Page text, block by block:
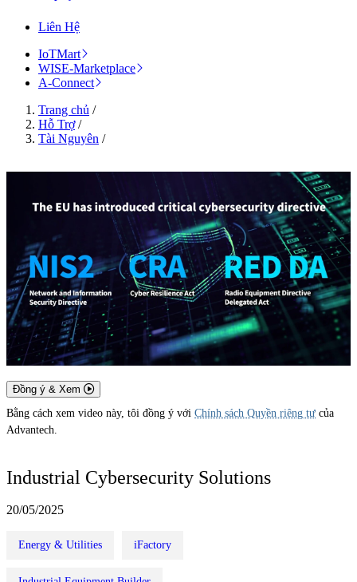
Liên Hệ
IoTMart
WISE-Marketplace
A-Connect
Trang chủ /
Hỗ Trợ/
Tài Nguyên /
Đồng ý & Xem
Bằng cách xem video này, tôi đồng ý với Chính sách Quyền riêng tư của
Advantech.
Industrial Cybersecurity Solutions
20/05/2025
Energy & Utilities iFactory